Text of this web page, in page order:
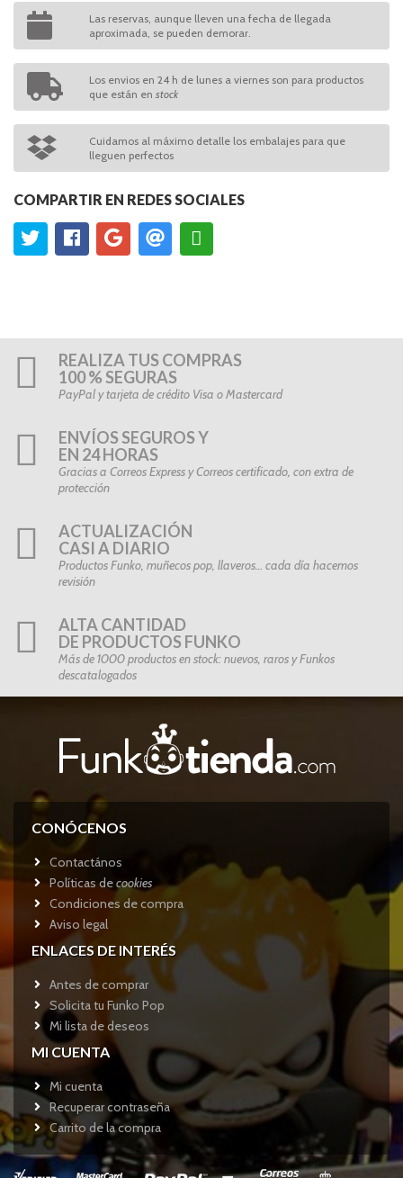
Las reservas, aunque lleven una fecha de llegada
aproximada, se pueden demorar.
Los envios en 24 h de lunes a viernes son para productos
que están en stock
Cuidamos al máximo detalle los embalajes para que
lleguen perfectos
COMPARTIR EN REDES SOCIALES
REALIZA TUS COMPRAS
100 % SEGURAS
PayPal y tarjeta de crédito Visa o Mastercard
ENVÍOS SEGUROS Y
EN 24 HORAS
Gracias a Correos Express y Correos certificado, con extra de
protección
ACTUALIZACIÓN
CASI A DIARIO
Productos Funko, muñecos pop, llaveros… cada día hacemos
revisión
ALTA CANTIDAD
DE PRODUCTOS FUNKO
Más de 1000 productos en stock: nuevos, raros y Funkos
descatalogados
CONÓCENOS
Contactános
Políticas decookies
Condiciones de compra
Aviso legal
ENLACES DE INTERÉS
Antes de comprar
Solicita tu Funko Pop
Mi lista de deseos
MI CUENTA
Mi cuenta
Recuperar contraseña
Carrito de la compra